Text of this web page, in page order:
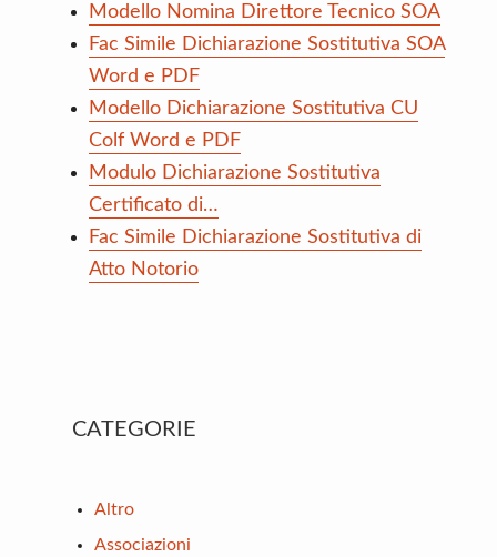
Modello Nomina Direttore Tecnico SOA
Fac Simile Dichiarazione Sostitutiva SOA
Word e PDF
Modello Dichiarazione Sostitutiva CU
Colf Word e PDF
Modulo Dichiarazione Sostitutiva
Certificato di…
Fac Simile Dichiarazione Sostitutiva di
Atto Notorio
Primary
CATEGORIE
Altro
Associazioni